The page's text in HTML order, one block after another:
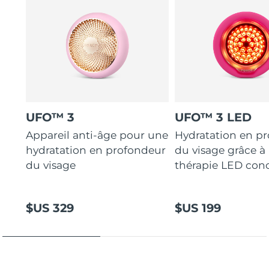
UFO™ 3
Appareil anti-âge pour une
hydratation en profondeur
du visage
$US 329
UFO™ 3 LED
Hydratation en
du visage grâce à
thérapie LED
$US 199